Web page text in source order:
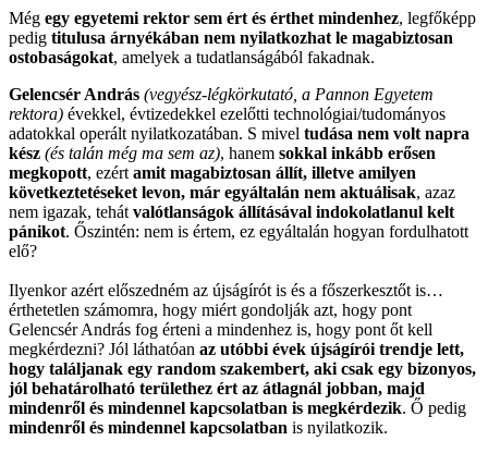
Még egy egyetemi rektor sem ért és érthet mindenhez, legfőképp
pedig titulusa árnyékában nem nyilatkozhat le magabiztosan
ostobaságokat, amelyek a tudatlanságából fakadnak.
Gelencsér András (vegyész-légkörkutató, a Pannon Egyetem
rektora) évekkel, évtizedekkel ezelőtti technológiai/tudományos
adatokkal operált nyilatkozatában. S mivel tudása nem volt napra
kész (és talán még ma sem az), hanem sokkal inkább erősen
megkopott, ezért amit magabiztosan állít, illetve amilyen
következtetéseket levon, már egyáltalán nem aktuálisak, azaz
nem igazak, tehát valótlanságok állításával indokolatlanul kelt
pánikot. Őszintén: nem is értem, ez egyáltalán hogyan fordulhatott
elő?
Ilyenkor azért előszedném az újságírót is és a főszerkesztőt is…
érthetetlen számomra, hogy miért gondolják azt, hogy pont
Gelencsér András fog érteni a mindenhez is, hogy pont őt kell
megkérdezni? Jól láthatóan az utóbbi évek újságírói trendje lett,
hogy találjanak egy random szakembert, aki csak egy bizonyos,
jól behatárolható területhez ért az átlagnál jobban, majd
mindenről és mindennel kapcsolatban is megkérdezik. Ő pedig
mindenről és mindennel kapcsolatban is nyilatkozik.